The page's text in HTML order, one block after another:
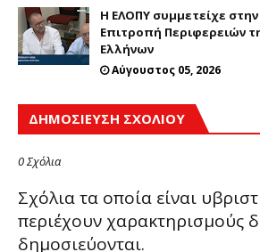
Η ΕΛΟΠΥ συμμετείχε στην
Επιτροπή Περιφερειών
Ελλήνων
Αύγουστος 05, 2026
ΔΗΜΟΣΊΕΥΣΗ ΣΧΟΛΊΟΥ
0 Σχόλια
Σχόλια τα οποία είναι
περιέχουν χαρακτηρισμούς
δημοσιεύονται.